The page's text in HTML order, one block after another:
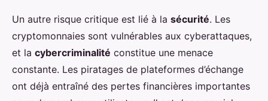
Un autre risque critique est lié à la sécurité. Les
cryptomonnaies sont vulnérables aux cyberattaques,
et la cybercriminalité constitue une menace
constante. Les piratages de plateformes d’échange
ont déjà entraîné des pertes financières importantes